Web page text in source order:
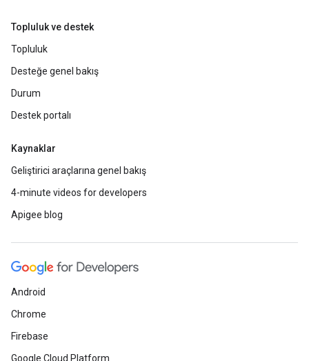
Topluluk ve destek
Topluluk
Desteğe genel bakış
Durum
Destek portalı
Kaynaklar
Geliştirici araçlarına genel bakış
4-minute videos for developers
Apigee blog
Android
Chrome
Firebase
Google Cloud Platform